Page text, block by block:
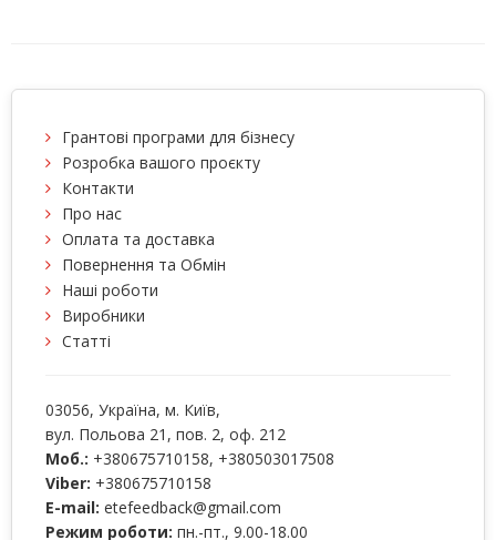
Грантові програми для бізнесу
Розробка вашого проєкту
Контакти
Про нас
Оплата та доставка
Повернення та Обмін
Наші роботи
Виробники
Статті
03056, Україна, м. Київ,
вул. Польова 21, пов. 2, оф. 212
Моб.: +380675710158, +380503017508
Viber: +380675710158
E-mail: etefeedback@gmail.com
Режим роботи: пн.-пт., 9.00-18.00